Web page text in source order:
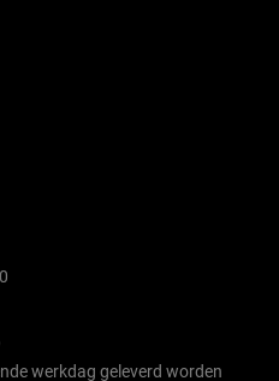
werkdag geleverd worden